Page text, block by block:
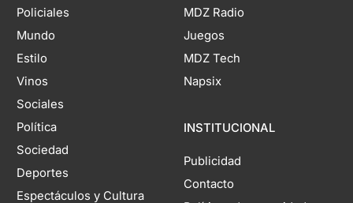
Policiales
Mundo
Estilo
Vinos
Sociales
Política
Sociedad
Deportes
Espectáculos y Cultura
MDZ Radio
Juegos
MDZ Tech
Napsix
INSTITUCIONAL
Publicidad
Contacto